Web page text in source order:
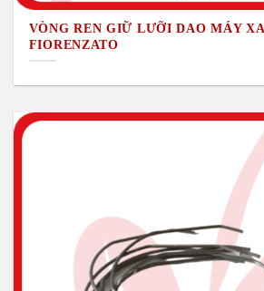
VÒNG REN GIỮ LƯỠI DAO MÁY
FIORENZATO